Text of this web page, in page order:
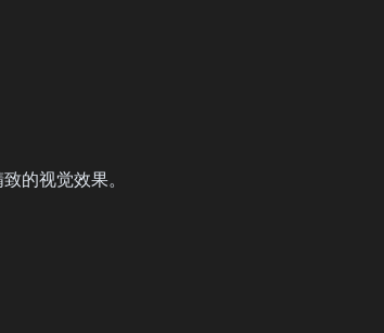
的视觉效果。